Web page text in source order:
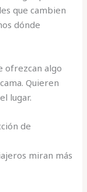
que cambien
dónde
ofrezcan algo
Quieren
lugar.
de
miran más